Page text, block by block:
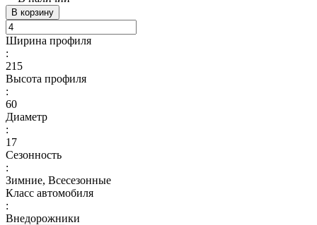
В корзину
Ширина профиля
:
215
Высота профиля
:
60
Диаметр
:
17
Сезонность
:
Зимние, Всесезонные
Класс автомобиля
:
Внедорожники